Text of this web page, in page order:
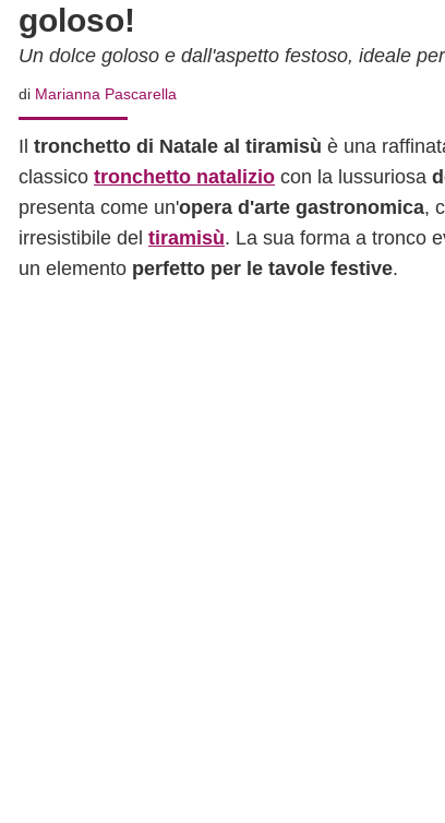
goloso!
Un dolce goloso e dall'aspetto festoso, ideale
di Marianna Pascarella
Il tronchetto di Natale al tiramisù è una
classico tronchetto natalizio con la lussuriosa
presenta come un'opera d'arte gastronomica,
irresistibile del tiramisù. La sua forma a tronco
un elemento perfetto per le tavole festive.